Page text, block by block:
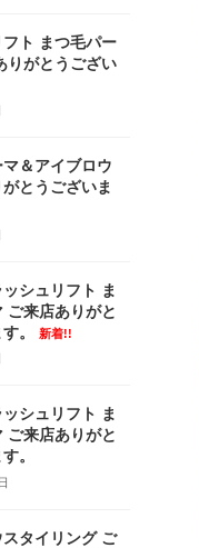
ト まつ毛パー
りがとうござい
＆アイブロウ
とうございま
シュリフト ま
ご来店ありがと
。
新着!!
シュリフト ま
ご来店ありがと
。
タイリング ご